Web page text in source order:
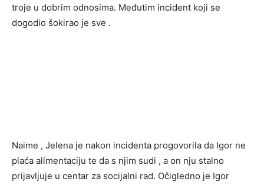
troje u dobrim odnosima. Međutim incident koji se
dogodio šokirao je sve .
Naime , Jelena je nakon incidenta progovorila da Igor ne
plaća alimentaciju te da s njim sudi , a on nju stalno
prijavljuje u centar za socijalni rad. Očigledno je Igor